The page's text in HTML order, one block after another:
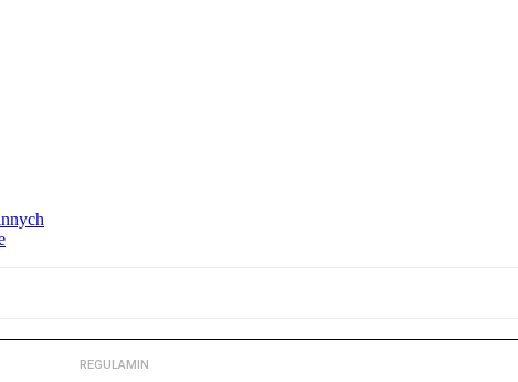
REGULAMIN